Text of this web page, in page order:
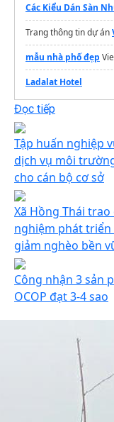
Các Kiểu Dán Sàn
Trang thông tin dự án
mẫu nhà phố đẹp
Ladalat Hotel
Đọc tiếp
Tập huấn nghiệp
dịch vụ môi
cho cán bộ cơ sở
Xã Hồng Thái
nghiệm phát triển
giảm nghèo bền
Công nhận 3 sản
OCOP đạt 3-4 sao